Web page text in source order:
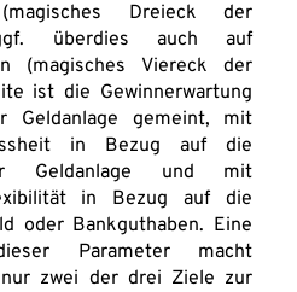
Dreieck der
überdies auch auf
(magisches Viereck der
ist die Gewinnerwartung
Geldanlage gemeint, mit
in Bezug auf die
Geldanlage und mit
in Bezug auf die
oder Bankguthaben. Eine
Parameter macht
zwei der drei Ziele zur